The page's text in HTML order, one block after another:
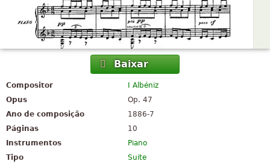
Baixar
Compositor
I Albéniz
Opus
Op. 47
Ano de composição
1886-7
Páginas
10
Instrumentos
Piano
Tipo
Suite